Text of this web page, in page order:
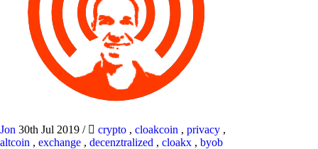
Jon 30th Jul 2019 / crypto , cloakcoin , privacy ,
altcoin , exchange , decenztralized , cloakx , byob